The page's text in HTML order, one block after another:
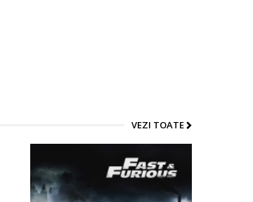
VEZI TOATE